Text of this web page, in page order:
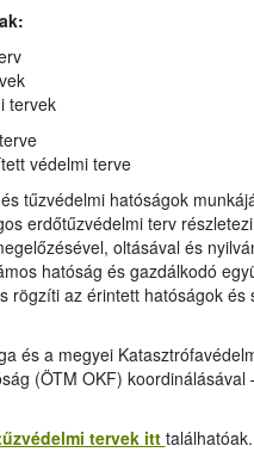
tervek
védelmi terve
tűzvédelmi hatóságok
erdőtűzvédelmi terv
oltásával és
hatóság és gazdálkodó
rögzíti az érintett hatóságok
és a megyei
(ÖTM OKF)
tervek itt találhatóak.